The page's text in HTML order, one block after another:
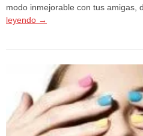
modo inmejorable con tus amigas,
leyendo →